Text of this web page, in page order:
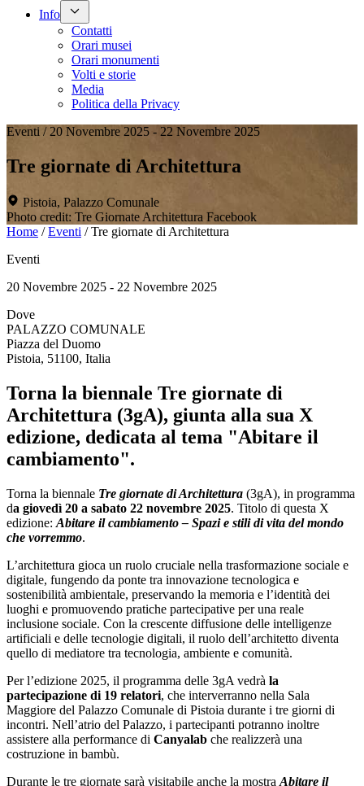
Info
Contatti
Orari musei
Orari monumenti
Volti e storie
Media
Politica della Privacy
Eventi / 20 Novembre 2025 - 22 Novembre 2025
Tre giornate di Architettura
Pistoia, Palazzo Comunale
Photo credit: Tre Giornate Architettura Facebook
Home /Eventi /Tre giornate di Architettura
Eventi
20 Novembre 2025 - 22 Novembre 2025
Dove
PALAZZO COMUNALE
Piazza del Duomo
Pistoia, 51100, Italia
Torna la biennale Tre giornate di
Architettura (3gA), giunta alla sua X
edizione, dedicata al tema "Abitare il
cambiamento".
Torna la biennale Tre giornate di Architettura (3gA), in programma
da giovedì 20 a sabato 22 novembre 2025. Titolo di questa X
edizione: Abitare il cambiamento – Spazi e stili di vita del mondo
che vorremmo.
L’architettura gioca un ruolo cruciale nella trasformazione sociale e
digitale, fungendo da ponte tra innovazione tecnologica e
sostenibilità ambientale, preservando la memoria e l’identità dei
luoghi e promuovendo pratiche partecipative per una reale
inclusione sociale. Con la crescente diffusione delle intelligenze
artificiali e delle tecnologie digitali, il ruolo dell’architetto diventa
quello di mediatore tra tecnologia, ambiente e comunità.
Per l’edizione 2025, il programma delle 3gA vedrà la
partecipazione di 19 relatori, che interverranno nella Sala
Maggiore del Palazzo Comunale di Pistoia durante i tre giorni di
incontri. Nell’atrio del Palazzo, i partecipanti potranno inoltre
assistere alla performance di Canyalab che realizzerà una
costruzione in bambù.
Durante le tre giornate sarà visitabile anche la mostra Abitare il